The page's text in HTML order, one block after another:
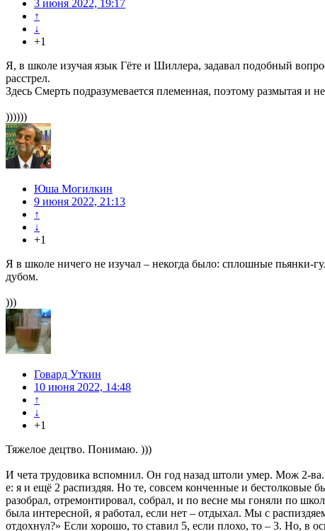
3 июня 2022, 19:17
↑
↓
+1
Я, в школе изучая язык Гёте и Шиллера, задавал подобный
расстрел.
Здесь Смерть подразумевается племенная, поэтому размытая и
))))))
Юша Могилкин
9 июня 2022, 21:13
↑
↓
+1
Я в школе ничего не изучал – некогда было: сплошные пьянки-
дубом.
)))
Говард Уткин
10 июня 2022, 14:48
↑
↓
+1
Тяжелое децтво. Понимаю. )))
И чета трудовика вспомнил. Он год назад штоли умер. Мож 2-
е: я и ещё 2 распиздяя. Но те, совсем конченные и бестолковые
разобрал, отремонтировал, собрал, и по весне мы гоняли по
была интересной, я работал, если нет – отдыхал. Мы с
отдохнул?» Если хорошо, то ставил 5, если плохо, то – 3. Но, в